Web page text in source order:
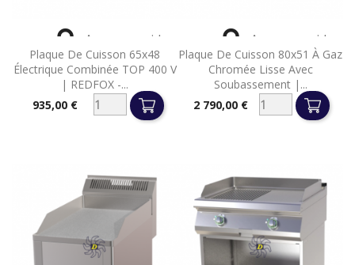
Plaque De Cuisson 65x48
Électrique Combinée TOP 400 V
| REDFOX -...
Prix935,00 €
 Aperçu rapide
Plaque De Cuisson 80x51 À Gaz
Chromée Lisse Avec
Soubassement |...
Prix2 790,00 €
 Aperçu rapide